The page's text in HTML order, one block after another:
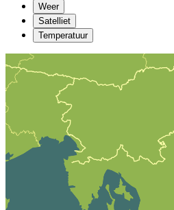
Weer
Satelliet
Temperatuur